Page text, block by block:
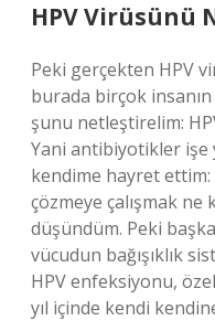
HPV Virüsünü
Peki gerçekten HPV
burada birçok insanın
şunu netleştirelim:
Yani antibiyotikler işe
kendime hayret ettim:
çözmeye çalışmak ne
düşündüm. Peki
vücudun bağışıklık
HPV enfeksiyonu,
yıl içinde kendi